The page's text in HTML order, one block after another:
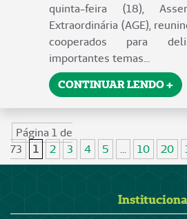
quinta-feira (18),
Extraordinária (AGE),
cooperados para
importantes temas...
CONTINUAR LENDO +
Página 1 de
73
1 2 3 4 5 ... 10 20